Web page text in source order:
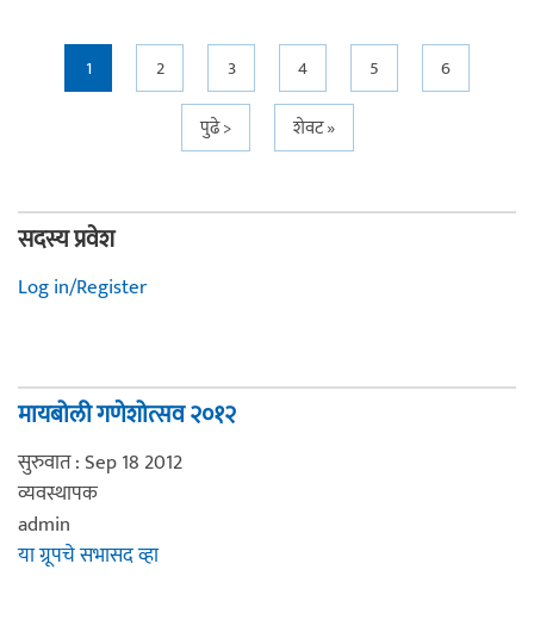
Pages
1 2 3 4 5
6
पुढे >
शेवट »
सदस्य प्रवेश
Log in/Register
मायबोली गणेशोत्सव २०१२
सुरुवात : Sep 18 2012
व्यवस्थापक
admin
या ग्रूपचे सभासद व्हा